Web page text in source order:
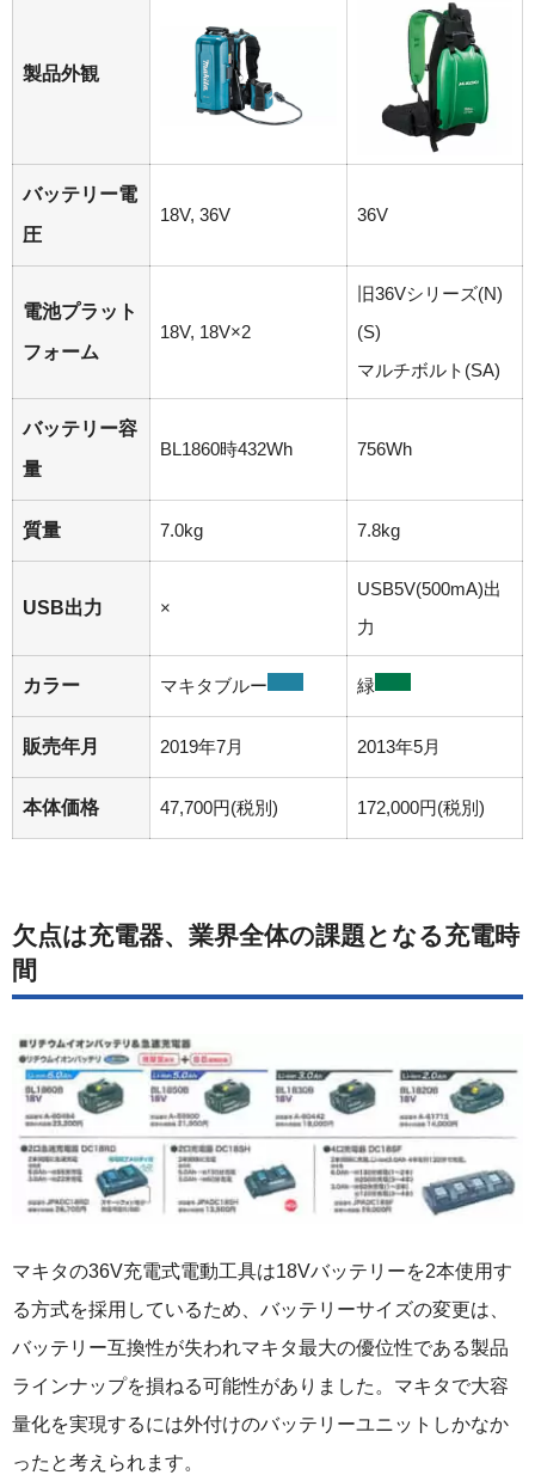
製品外観
バッテリー電
圧
18V, 36V 36V
電池プラット
フォーム
18V, 18V×2
旧36Vシリーズ(N)
(S)
マルチボルト(SA)
バッテリー容
量
BL1860時432Wh 756Wh
質量 7.0kg 7.8kg
USB出力 ×
USB5V(500mA)出
力
カラー マキタブルー 緑
販売年月 2019年7月 2013年5月
本体価格 47,700円(税別) 172,000円(税別)
欠点は充電器、業界全体の課題となる充電時
間
マキタの36V充電式電動工具は18Vバッテリーを2本使用す
る方式を採用しているため、バッテリーサイズの変更は、
バッテリー互換性が失われマキタ最大の優位性である製品
ラインナップを損ねる可能性がありました。マキタで大容
量化を実現するには外付けのバッテリーユニットしかなか
ったと考えられます。